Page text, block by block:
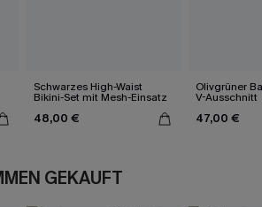
Schwarzes High-Waist
Bikini-Set mit Mesh-Einsatz
48,00 €
Olivgrüner
V-Ausschnitt
47,00 €
GEKAUFT